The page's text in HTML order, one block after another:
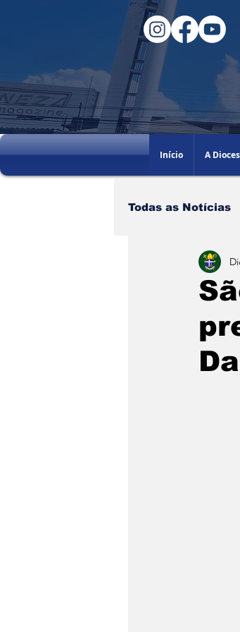
Início A
Todas as Notícias
Santo do dia